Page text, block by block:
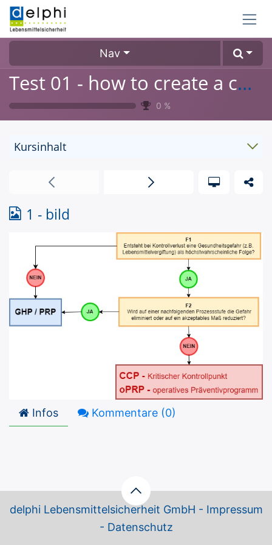
Zum Inhalt springen
Nav
Test 01 - how to create a course
0 %
Kursinhalt
1 - bild
Infos Kommentare (0)
delphi Lebensmittelsicherheit GmbH - Impressum
- Datenschutz